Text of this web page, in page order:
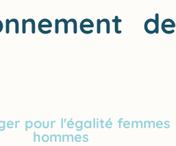
de
pour l'égalité femmes
hommes